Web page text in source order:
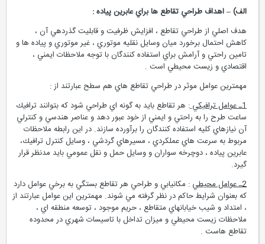
الف) – اهداف طراحي تقاطع ها براي عابرين پياده :
هدف اصلي از طراحي تقاطع ، افزايش ظرفيت و قابليت گذردهي آن ،
كاهش احتمال برخورد ميان وسايل نقليه موتوري ، غير موتوري و پياده ها و
تامين راحتي و آرامش براي استفاده كنندگان با توجه ملاحظات ايمني ،
اقتصادي و زيست محيطي است .
مهمترين عوامل موثر در طراحي تقاطع هاي هم سطح عبارتند از :
: هر تقاطع بايد به گونه اي طراحي شود كه بتوانند ترافيك
ساعت طرح را به راحتي و ايمني از خود عبور دهد و عناصر هندسي و كنترلي
آن نيازهاي كليه استفاده كنندگان را برآورده سازند. در اين رابطه ملاحظات
مربوط به سرعت هاي عملكردي ، مسيرهاي گردشي ، وسايل كنترل ترافيك،
عابرين پياده ، دوچرخه سواران و وسايل حمل و نقل عمومي بايد مدنظر قرار
گيرد.
: مكانيابي و طراحي هر تقاطع بستگي به برخي عوامل دارد
كه بعنوان شرايط حاكم در نظر گرفته مي شوند. مهمترين اين عوامل عبارتند از
، امتداد و شيب خيابانهاي متقاطع ، حريم موجود ، توسعه منطقه اي ،
ملاحظات زيست محيطي و ميزان تداخل با تاسيسات شهري در محدوده
تقاطع هاست .